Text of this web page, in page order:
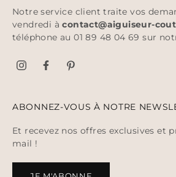
Notre service client traite vos
vendredi àcontact@aiguiseur-
téléphone au 01 89 48 04 69 sur
ABONNEZ-VOUS À NOTRE
Et recevez nos offres exclusives et
mail !